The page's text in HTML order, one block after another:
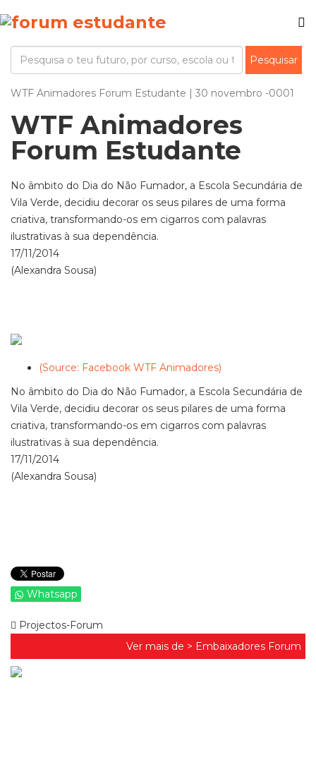
WTF Animadores Forum Estudante | 30 novembro -0001
WTF Animadores
Forum Estudante
No âmbito do Dia do Não Fumador, a Escola Secundária de
Vila Verde, decidiu decorar os seus pilares de uma forma
criativa, transformando-os em cigarros com palavras
ilustrativas à sua dependência.
17/11/2014
(Alexandra Sousa)
(Source: Facebook WTF Animadores)
No âmbito do Dia do Não Fumador, a Escola Secundária de
Vila Verde, decidiu decorar os seus pilares de uma forma
criativa, transformando-os em cigarros com palavras
ilustrativas à sua dependência.
17/11/2014
(Alexandra Sousa)
Whatsapp
Projectos-Forum
Ver mais de > Embaixadores Forum